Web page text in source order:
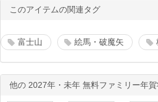
このアイテムの関連タグ
富士山 絵馬・破魔矢
他の 2027年・未年 無料ファミリー年